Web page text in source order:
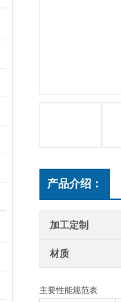
产品介绍：
加工定制
材质
主要性能规范表